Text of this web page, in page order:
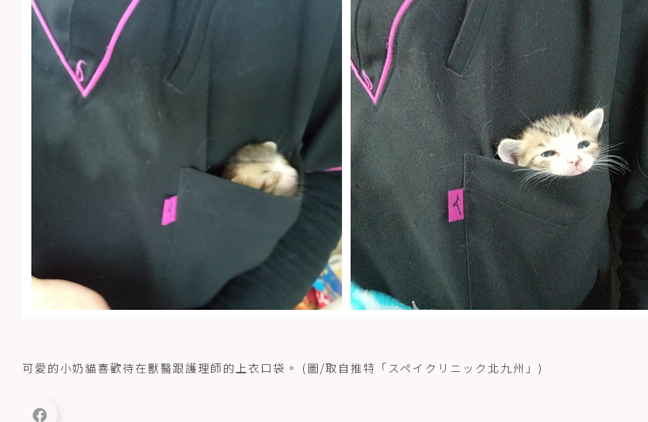
可愛的小奶貓喜歡待在獸醫跟護理師的上衣口袋。 (圖/取自推特「スペイクリニック北九州」)